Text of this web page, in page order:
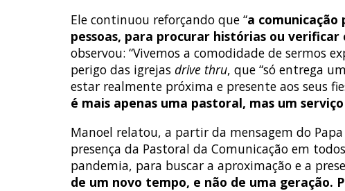
Ele continuou reforçando que “a comunicação
pessoas, para procurar histórias ou
observou: “Vivemos a comodidade de sermos
perigo das igrejas drive thru, que “só entrega
estar realmente próxima e presente aos seus
é mais apenas uma pastoral, mas um
Manoel relatou, a partir da mensagem do
presença da Pastoral da Comunicação em
pandemia, para buscar a aproximação e a
de um novo tempo, e não de uma geração.